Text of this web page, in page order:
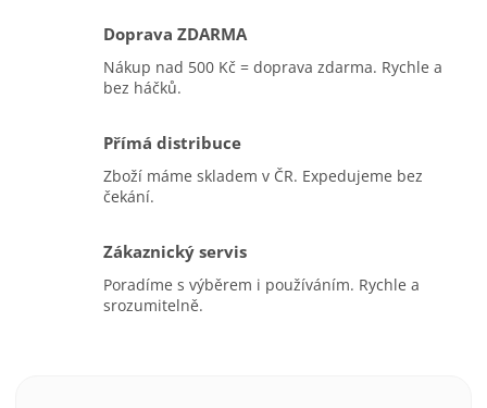
Doprava ZDARMA
Nákup nad 500 Kč = doprava zdarma. Rychle a
bez háčků.
Přímá distribuce
Zboží máme skladem v ČR. Expedujeme bez
čekání.
Zákaznický servis
Poradíme s výběrem i používáním. Rychle a
srozumitelně.